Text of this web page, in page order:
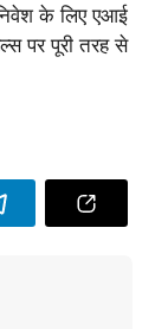
के लिए एआई
पर पूरी तरह से